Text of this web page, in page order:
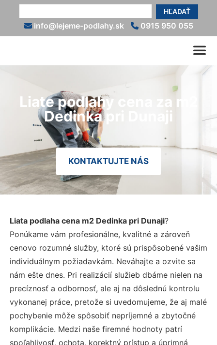
HĽADAŤ
info@lejeme-podlahy.sk 0915 950 055
Liate podlahy cena za m2
Dedinka pri Dunaji
KONTAKTUJTE NÁS
Liata podlaha cena m2 Dedinka pri Dunaji?
Ponúkame vám profesionálne, kvalitné a zároveň
cenovo rozumné služby, ktoré sú prispôsobené vašim
individuálnym požiadavkám. Neváhajte a ozvite sa
nám ešte dnes. Pri realizácií služieb dbáme nielen na
precíznosť a odbornosť, ale aj na dôslednú kontrolu
vykonanej práce, pretože si uvedomujeme, že aj malé
pochybenie môže spôsobiť nepríjemné a zbytočné
komplikácie. Medzi naše firemné hodnoty patrí
spoľahlivosť, ochota, korektný prístup a úprimná